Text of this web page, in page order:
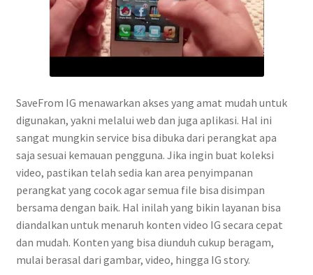
SaveFrom IG menawarkan akses yang amat mudah untuk
digunakan, yakni melalui web dan juga aplikasi. Hal ini
sangat mungkin service bisa dibuka dari perangkat apa
saja sesuai kemauan pengguna. Jika ingin buat koleksi
video, pastikan telah sedia kan area penyimpanan
perangkat yang cocok agar semua file bisa disimpan
bersama dengan baik. Hal inilah yang bikin layanan bisa
diandalkan untuk menaruh konten video IG secara cepat
dan mudah. Konten yang bisa diunduh cukup beragam,
mulai berasal dari gambar, video, hingga IG story.